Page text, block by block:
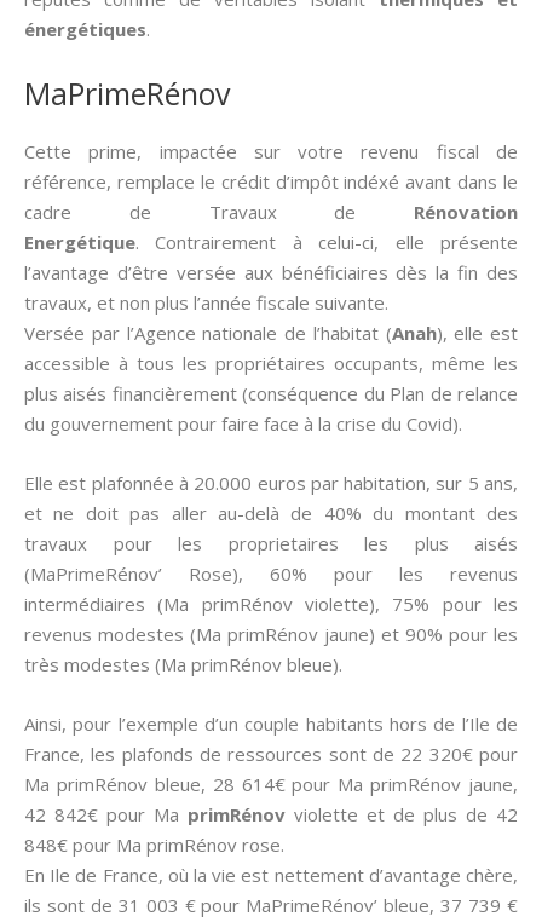
énergétiques.
MaPrimeRénov
Cette prime, impactée sur votre revenu fiscal de
référence, remplace le crédit d’impôt indéxé avant dans le
cadre de Travaux de Rénovation
Energétique. Contrairement à celui-ci, elle présente
l’avantage d’être versée aux bénéficiaires dès la fin des
travaux, et non plus l’année fiscale suivante.
Versée par l’Agence nationale de l’habitat (Anah), elle est
accessible à tous les propriétaires occupants, même les
plus aisés financièrement (conséquence du Plan de relance
du gouvernement pour faire face à la crise du Covid).
Elle est plafonnée à 20.000 euros par habitation, sur 5 ans,
et ne doit pas aller au-delà de 40% du montant des
travaux pour les proprietaires les plus aisés
(MaPrimeRénov’ Rose), 60% pour les revenus
intermédiaires (Ma primRénov violette), 75% pour les
revenus modestes (Ma primRénov jaune) et 90% pour les
très modestes (Ma primRénov bleue).
Ainsi, pour l’exemple d’un couple habitants hors de l’Ile de
France, les plafonds de ressources sont de 22 320€ pour
Ma primRénov bleue, 28 614€ pour Ma primRénov jaune,
42 842€ pour Ma primRénov violette et de plus de 42
848€ pour Ma primRénov rose.
En Ile de France, où la vie est nettement d’avantage chère,
ils sont de 31 003 € pour MaPrimeRénov’ bleue, 37 739 €